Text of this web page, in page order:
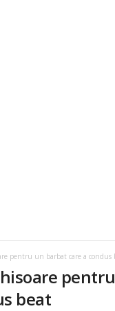
pentru un barbat care a condus
beat